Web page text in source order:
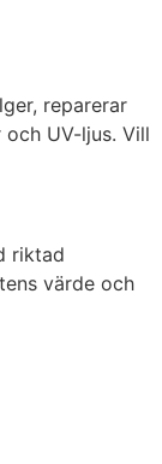
reparerar
UV-ljus. Vill
riktad
värde och